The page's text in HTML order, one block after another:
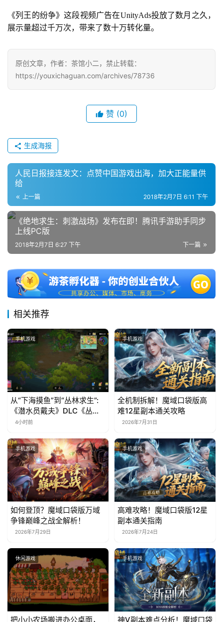
《列王的纷争》这段视频广告在UnityAds投放了数月之久，
展示量超过千万次，带来了数十万转化量。
原创文章，作者：茶馆小二，禁止转载：
https://youxichaguan.com/archives/78736
赞 (0)
生成海报
人民日报接连发文：点赞中国游戏出海，加大正能量供
给
上一篇 2018年2月7日 6:11 下午
《绝地求生：刺激战场》发布在即！腾讯手游助手同步
上线PC版
下一篇
2018年2月7日 6:27 下午
相关推荐
手机游戏
从“下海摸鱼”到“丛林求生”:
《潜水员戴夫》DLC《丛
林》移动端定档8月14日
4小时前
手机游戏
全机制拆解！魔域口袋版高
难12星副本通关攻略
2026年7月31日
手机游戏
如何登顶？魔域口袋版万域
争锋巅峰之战全解析！
2026年7月29日
手机游戏
高难攻略！魔域口袋版12星
副本通关指南
2026年7月24日
休闲游戏
把小小农场搬进办公桌面，
手机游戏
神V副本难点分析！魔域口袋